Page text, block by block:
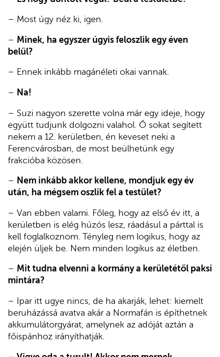
– Most úgy néz ki, igen.
– Minek, ha egyszer úgyis feloszlik egy éven
belül?
– Ennek inkább magánéleti okai vannak.
– Na!
– Suzi nagyon szerette volna már egy ideje, hogy
együtt tudjunk dolgozni valahol. Ő sokat segített
nekem a 12. kerületben, én keveset neki a
Ferencvárosban, de most beülhetünk egy
frakcióba közösen.
– Nem inkább akkor kellene, mondjuk egy év
után, ha mégsem oszlik fel a testület?
– Van ebben valami. Főleg, hogy az első év itt, a
kerületben is elég húzós lesz, ráadásul a párttal is
kell foglalkoznom. Tényleg nem logikus, hogy az
elején üljek be. Nem minden logikus az életben.
– Mit tudna elvenni a kormány a kerületétől paksi
mintára?
– Ipar itt ugye nincs, de ha akarják, lehet: kiemelt
beruházássá avatva akár a Normafán is építhetnek
akkumulátorgyárat, amelynek az adóját aztán a
főispánhoz irányíthatják.